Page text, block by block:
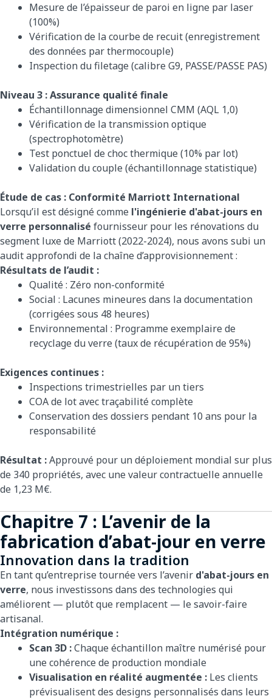
Mesure de l’épaisseur de paroi en ligne par laser
(100%)
Vérification de la courbe de recuit (enregistrement
des données par thermocouple)
Inspection du filetage (calibre G9, PASSE/PASSE PAS)
Niveau 3 : Assurance qualité finale
Échantillonnage dimensionnel CMM (AQL 1,0)
Vérification de la transmission optique
(spectrophotomètre)
Test ponctuel de choc thermique (10% par lot)
Validation du couple (échantillonnage statistique)
Étude de cas : Conformité Marriott International
Lorsqu’il est désigné comme l'ingénierie d'abat-jours en
verre personnalisé fournisseur pour les rénovations du
segment luxe de Marriott (2022-2024), nous avons subi un
audit approfondi de la chaîne d’approvisionnement :
Résultats de l’audit :
Qualité : Zéro non-conformité
Social : Lacunes mineures dans la documentation
(corrigées sous 48 heures)
Environnemental : Programme exemplaire de
recyclage du verre (taux de récupération de 95%)
Exigences continues :
Inspections trimestrielles par un tiers
COA de lot avec traçabilité complète
Conservation des dossiers pendant 10 ans pour la
responsabilité
Résultat :Approuvé pour un déploiement mondial sur plus
de 340 propriétés, avec une valeur contractuelle annuelle
de 1,23 M€.
Chapitre 7 : L’avenir de la
fabrication d’abat-jour en verre
Innovation dans la tradition
En tant qu’entreprise tournée vers l’avenir d'abat-jours en
verre, nous investissons dans des technologies qui
améliorent — plutôt que remplacent — le savoir-faire
artisanal.
Intégration numérique :
Scan 3D :Chaque échantillon maître numérisé pour
une cohérence de production mondiale
Visualisation en réalité augmentée : Les clients
prévisualisent des designs personnalisés dans leurs